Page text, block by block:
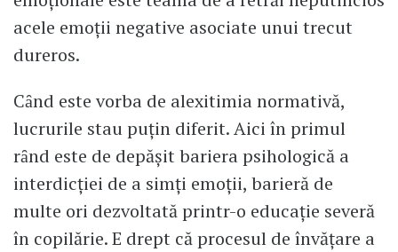
acele emoţii negative asociate unui trecut
dureros.
Cȃnd este vorba de alexitimia normativă,
lucrurile stau puţin diferit. Aici în primul
rȃnd este de depăşit bariera psihologică a
interdicţiei de a simţi emoţii, barieră de
multe ori dezvoltată printr-o educaţie severă
în copilărie. E drept că procesul de învăţare a